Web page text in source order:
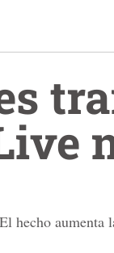
hecho aumenta